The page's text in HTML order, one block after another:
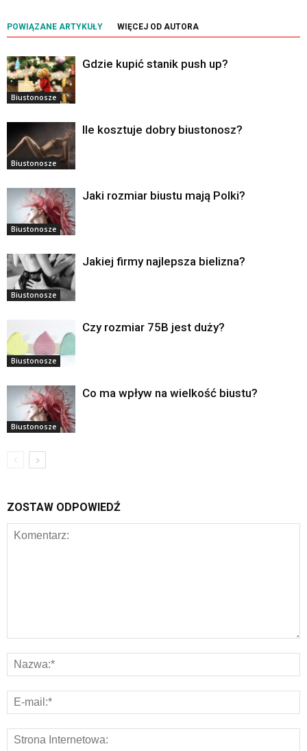
POWIĄZANE ARTYKUŁY WIĘCEJ OD AUTORA
Biustonosze
Gdzie kupić stanik push up?
Biustonosze
Ile kosztuje dobry biustonosz?
Biustonosze
Jaki rozmiar biustu mają Polki?
Biustonosze
Jakiej firmy najlepsza bielizna?
Biustonosze
Czy rozmiar 75B jest duży?
Biustonosze
Co ma wpływ na wielkość biustu?
ZOSTAW ODPOWIEDŹ